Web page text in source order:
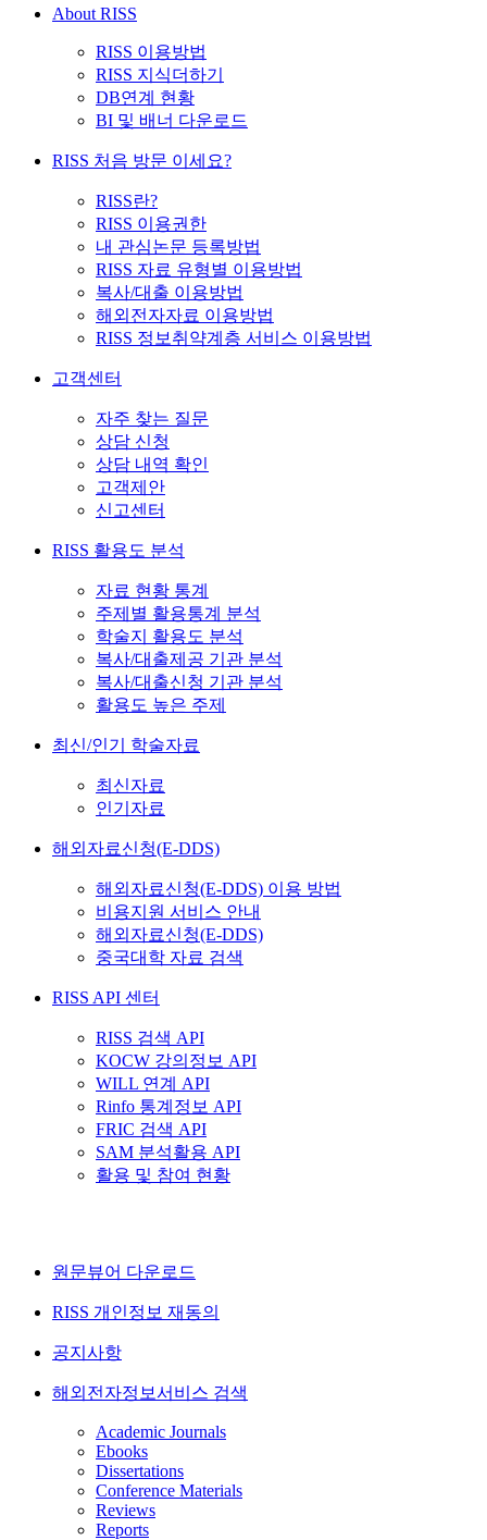
About RISS
RISS 이용방법
RISS 지식더하기
DB연계 현황
BI 및 배너 다운로드
RISS 처음 방문 이세요?
RISS란?
RISS 이용권한
내 관심논문 등록방법
RISS 자료 유형별 이용방법
복사/대출 이용방법
해외전자자료 이용방법
RISS 정보취약계층 서비스 이용방법
고객센터
자주 찾는 질문
상담 신청
상담 내역 확인
고객제안
신고센터
RISS 활용도 분석
자료 현황 통계
주제별 활용통계 분석
학술지 활용도 분석
복사/대출제공 기관 분석
복사/대출신청 기관 분석
활용도 높은 주제
최신/인기 학술자료
최신자료
인기자료
해외자료신청(E-DDS)
해외자료신청(E-DDS) 이용 방법
비용지원 서비스 안내
해외자료신청(E-DDS)
중국대학 자료 검색
RISS API 센터
RISS 검색 API
KOCW 강의정보 API
WILL 연계 API
Rinfo 통계정보 API
FRIC 검색 API
SAM 분석활용 API
활용 및 참여 현황
원문뷰어 다운로드
RISS 개인정보 재동의
공지사항
해외전자정보서비스 검색
Academic Journals
Ebooks
Dissertations
Conference Materials
Reviews
Reports